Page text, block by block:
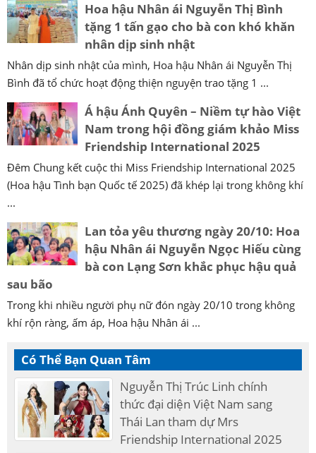
Hoa hậu Nhân ái Nguyễn Thị Bình
tặng 1 tấn gạo cho bà con khó khăn
nhân dịp sinh nhật
Nhân dịp sinh nhật của mình, Hoa hậu Nhân ái Nguyễn Thị
Bình đã tổ chức hoạt động thiện nguyện trao tặng 1 ...
Á hậu Ánh Quyên – Niềm tự hào Việt
Nam trong hội đồng giám khảo Miss
Friendship International 2025
Đêm Chung kết cuộc thi Miss Friendship International 2025
(Hoa hậu Tình bạn Quốc tế 2025) đã khép lại trong không khí
...
Lan tỏa yêu thương ngày 20/10: Hoa
hậu Nhân ái Nguyễn Ngọc Hiếu cùng
bà con Lạng Sơn khắc phục hậu quả
sau bão
Trong khi nhiều người phụ nữ đón ngày 20/10 trong không
khí rộn ràng, ấm áp, Hoa hậu Nhân ái ...
Có Thể Bạn Quan Tâm
Nguyễn Thị Trúc Linh chính
thức đại diện Việt Nam sang
Thái Lan tham dự Mrs
Friendship International 2025